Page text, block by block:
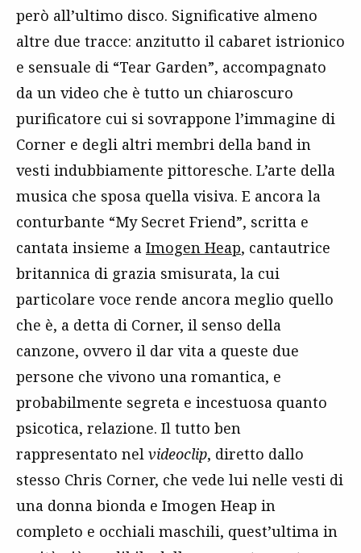
però all’ultimo disco. Significative almeno
altre due tracce: anzitutto il cabaret istrionico
e sensuale di “Tear Garden”, accompagnato
da un video che è tutto un chiaroscuro
purificatore cui si sovrappone l’immagine di
Corner e degli altri membri della band in
vesti indubbiamente pittoresche. L’arte della
musica che sposa quella visiva. E ancora la
conturbante “My Secret Friend”, scritta e
cantata insieme a Imogen Heap, cantautrice
britannica di grazia smisurata, la cui
particolare voce rende ancora meglio quello
che è, a detta di Corner, il senso della
canzone, ovvero il dar vita a queste due
persone che vivono una romantica, e
probabilmente segreta e incestuosa quanto
psicotica, relazione. Il tutto ben
rappresentato nel videoclip, diretto dallo
stesso Chris Corner, che vede lui nelle vesti di
una donna bionda e Imogen Heap in
completo e occhiali maschili, quest’ultima in